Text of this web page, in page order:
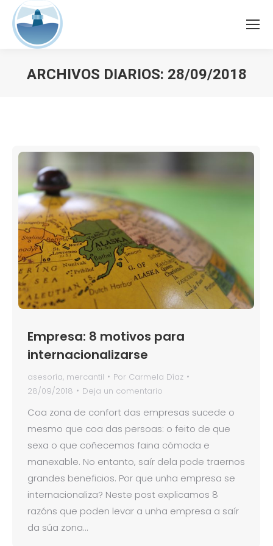
ARCHIVOS DIARIOS: 28/09/2018
Empresa: 8 motivos para
internacionalizarse
asesoría, mercantil Por Carmela Díaz
28/09/2018
Deja un comentario
Coa zona de confort das empresas sucede o
mesmo que coa das persoas: o feito de que
sexa o que coñecemos faina cómoda e
manexable. No entanto, saír dela pode traernos
grandes beneficios. Por que unha empresa se
internacionaliza? Neste post explicamos 8
razóns que poden levar a unha empresa a saír
da súa zona…